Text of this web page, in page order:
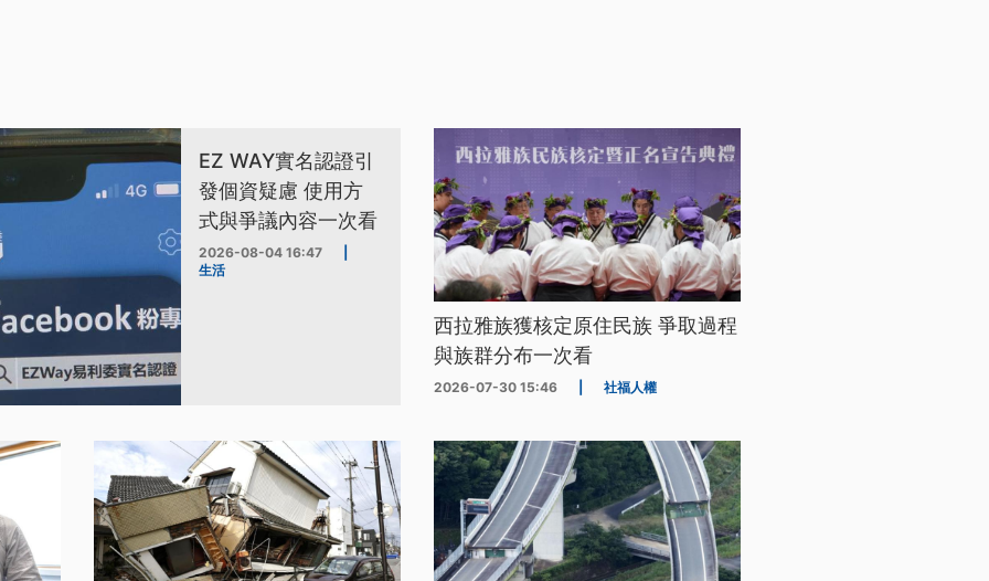
EZ WAY實名認證引
發個資疑慮 使用方
式與爭議內容一次看
2026-08-04 16:47
生活
西拉雅族獲核定原住民族 爭取過程
與族群分布一次看
2026-07-30 15:46 社福人權